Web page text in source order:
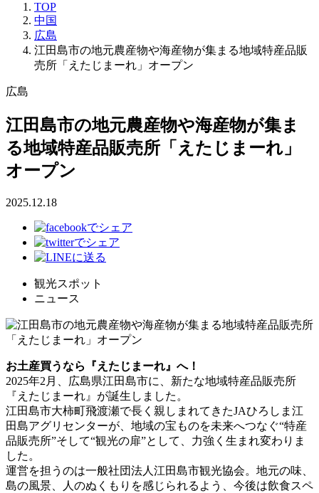
TOP
中国
広島
江田島市の地元農産物や海産物が集まる地域特産品販
売所「えたじまーれ」オープン
広島
江田島市の地元農産物や海産物が集ま
る地域特産品販売所「えたじまーれ」
オープン
2025.12.18
観光スポット
ニュース
お土産買うなら『えたじまーれ』へ！
2025年2月、広島県江田島市に、新たな地域特産品販売所
『えたじまーれ』が誕生しました。
江田島市大柿町飛渡瀬で長く親しまれてきたJAひろしま江
田島アグリセンターが、地域の宝ものを未来へつなぐ“特産
品販売所”そして“観光の扉”として、力強く生まれ変わりま
した。
運営を担うのは一般社団法人江田島市観光協会。地元の味、
島の風景、人のぬくもりを感じられるよう、今後は飲食スペ